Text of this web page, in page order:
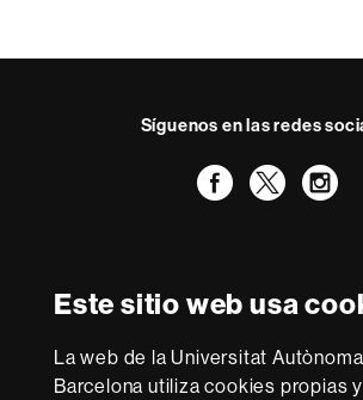
Este sitio web usa
La web de la Universitat
Barcelona utiliza cookies propias
Síguenos en las redes
-
Con la financiación de